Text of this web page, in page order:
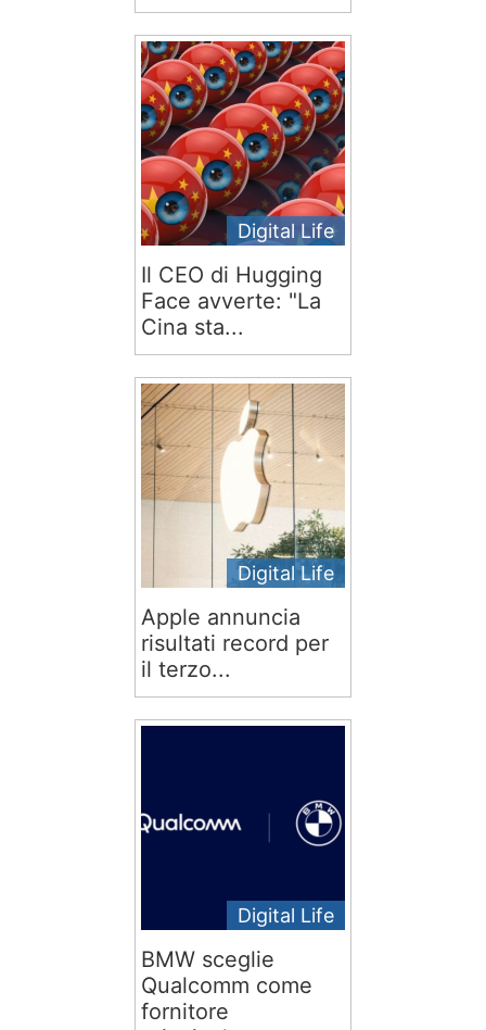
Digital Life
Il CEO di Hugging
Face avverte: "La
Cina sta...
Digital Life
Apple annuncia
risultati record per
il terzo...
Digital Life
BMW sceglie
Qualcomm come
fornitore